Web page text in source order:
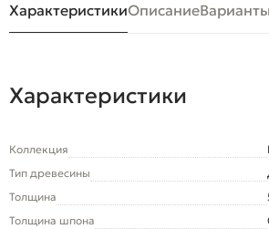
ХарактеристикиОписание
Характеристики
Коллекция
Тип древесины
Толщина
Толщина шпона